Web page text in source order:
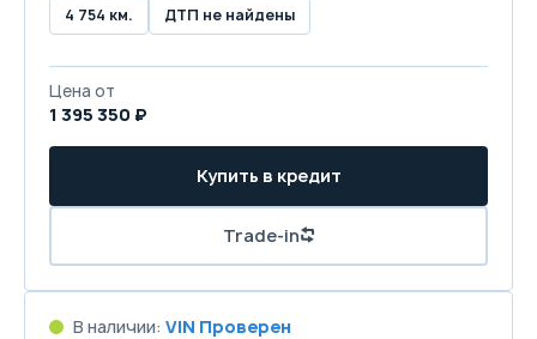
4 754 км. ДТП не найдены
Цена от
1 395 350 ₽
Купить в кредит
Trade-in
В наличии: VIN Проверен